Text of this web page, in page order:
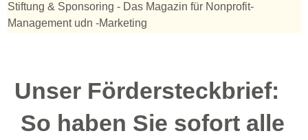
Stiftung & Sponsoring - Das Magazin für Nonprofit-
Management udn -Marketing
Unser Fördersteckbrief:
So haben Sie sofort alle